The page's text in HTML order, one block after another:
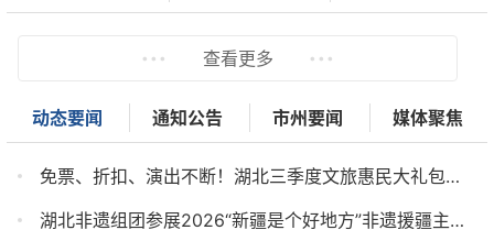
查看更多
动态要闻 通知公告 市州要闻 媒体聚焦
免票、折扣、演出不断！湖北三季度文旅惠民大礼包重磅来袭
湖北非遗组团参展2026“新疆是个好地方”非遗援疆主题展示活动